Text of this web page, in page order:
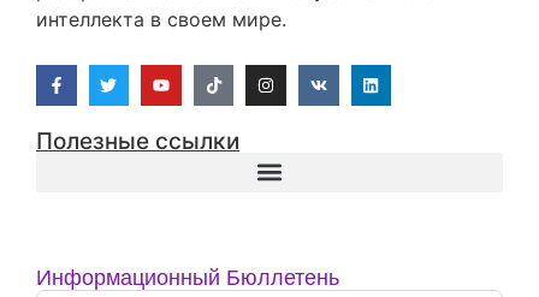
интеллекта в своем мире.
Полезные ссылки
Информационный Бюллетень